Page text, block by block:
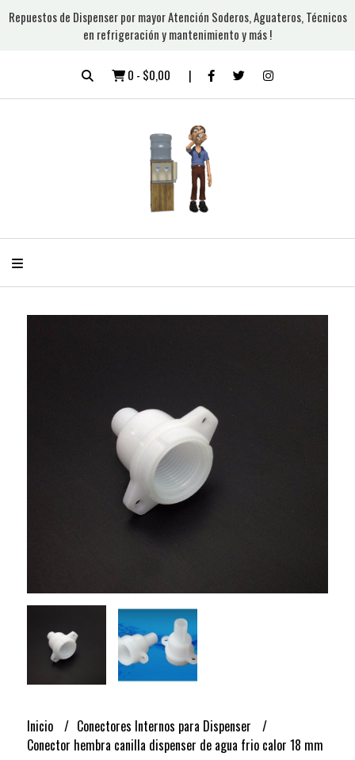
Repuestos de Dispenser por mayor Atención Soderos, Aguateros, Técnicos
en refrigeración y mantenimiento y más !
0 - $0,00
Inicio
Conectores Internos para Dispenser
Conector hembra canilla dispenser de agua frio calor 18 mm